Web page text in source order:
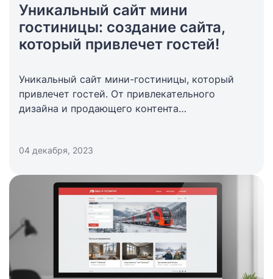
Уникальный сайт мини
гостиницы: создание сайта,
который привлечет гостей!
Уникальный сайт мини-гостиницы, который
привлечет гостей. От привлекательного
дизайна и продающего контента
04 декабря, 2023